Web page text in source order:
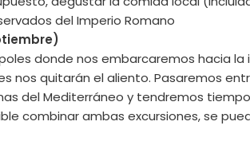
del Imperio Romano
donde nos embarcaremos hacia
nos quitarán el aliento. Pasaremos
del Mediterráneo y tendremos
combinar ambas excursiones, se